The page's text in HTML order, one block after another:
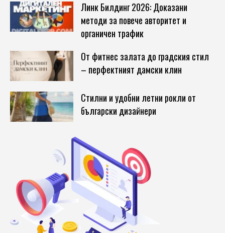
Линк Билдинг 2026: Доказани
методи за повече авторитет и
органичен трафик
От фитнес залата до градския стил
– перфектният дамски клин
Стилни и удобни летни рокли от
български дизайнери